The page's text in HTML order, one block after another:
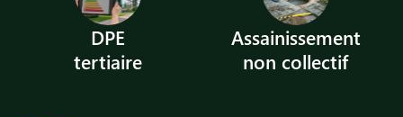
DPE
tertiaire
Assainissement
non collectif